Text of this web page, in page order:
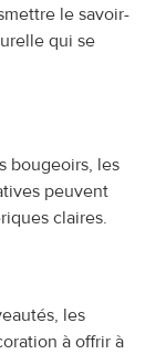
le savoir-
qui se
bougeoirs, les
peuvent
claires.
les
à offrir à